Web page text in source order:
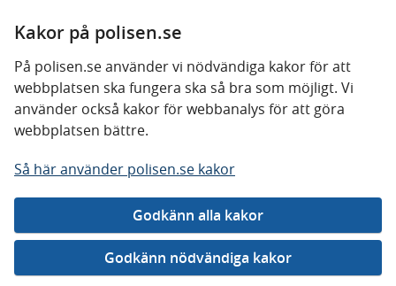
Kakor på polisen.se
På polisen.se använder vi nödvändiga kakor för att
webbplatsen ska fungera ska så bra som möjligt. Vi
använder också kakor för webbanalys för att göra
webbplatsen bättre.
Så här använder polisen.se kakor